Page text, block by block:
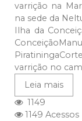
varrição na
na sede da
Ilha da
varrição no
Leia mais
1149
1149 Acessos